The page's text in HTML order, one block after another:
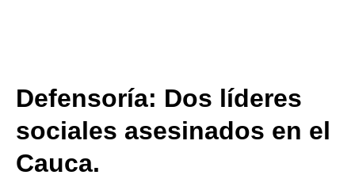
Defensoría: Dos líderes
sociales asesinados en el
Cauca.